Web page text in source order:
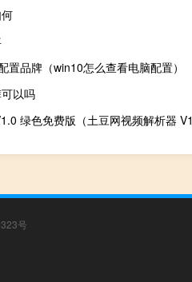
置品牌（win10怎么查看电脑配置）
以吗
号